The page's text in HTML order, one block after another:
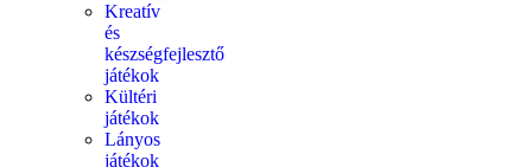
Kreatív
és
készségfejlesztő
játékok
Kültéri
játékok
Lányos
játékok